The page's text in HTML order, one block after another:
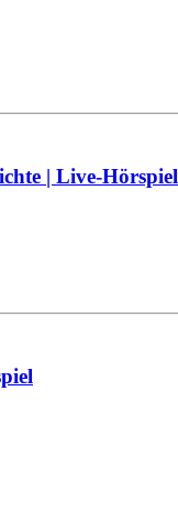
| Live-Hörspiel